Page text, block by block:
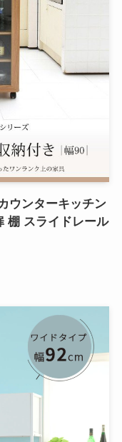
ウンターキッチン
棚 スライドレール